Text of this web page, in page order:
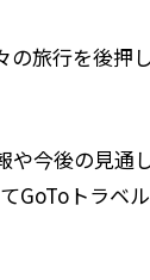
旅行を後
今後の見
トラ